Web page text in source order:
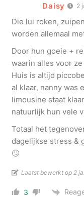
Daisy 2
Die lui roken,
worden allemaal
Door hun goeie +
waarin alles voor
Huis is altijd
al klaar, nanny was
limousine staat
natuurlijk hun vele
Totaal het
dagelijkse stress &
🙄
Laatst bewerkt op 2
3